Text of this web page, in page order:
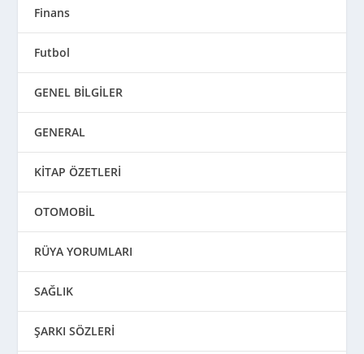
Finans
Futbol
GENEL BİLGİLER
GENERAL
KİTAP ÖZETLERİ
OTOMOBİL
RÜYA YORUMLARI
SAĞLIK
ŞARKI SÖZLERİ